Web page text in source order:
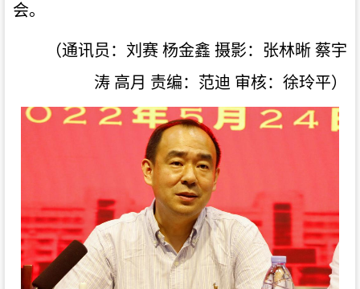
会。
（通讯员：刘赛 杨金鑫 摄影：张林晰 蔡宇
涛 高月 责编：范迪 审核：徐玲平）